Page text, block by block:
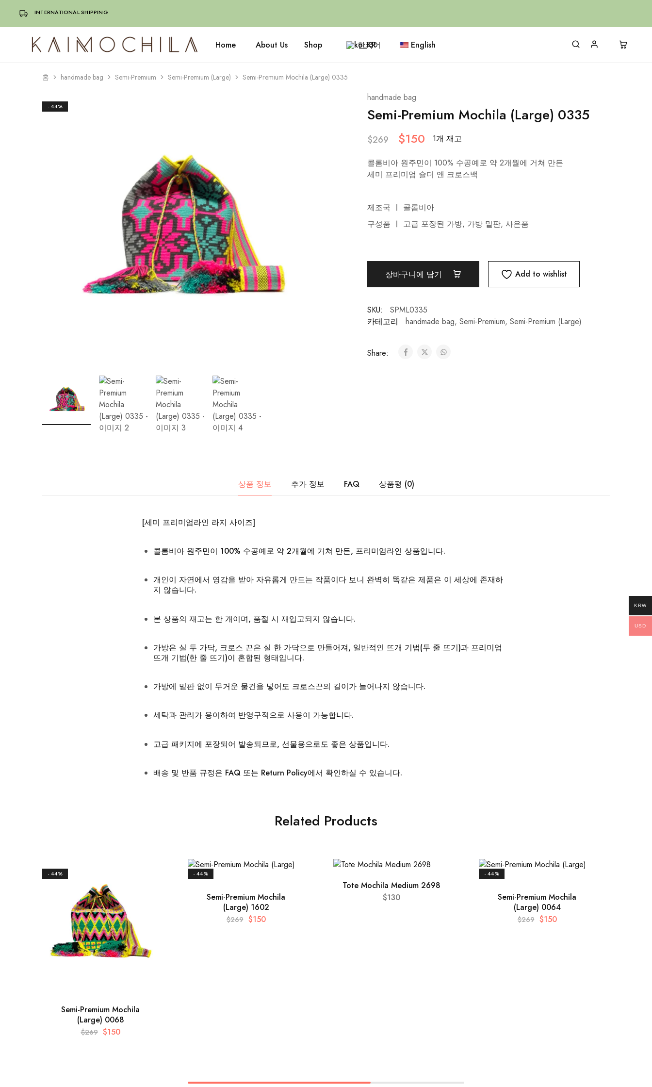
INTERNATIONAL SHIPPING
Kaimochila Home About Us Shop 한국어 English
홈 handmade bag Semi-Premium Semi-Premium (Large) Semi-Premium Mochila (Large) 0335
- 44%
handmade bag
Semi-Premium Mochila (Large) 0335
$269 $150 1개 재고
콜롬비아 원주민이 100% 수공예로 약 2개월에 거쳐 만든
세미 프리미엄 숄더 앤 크로스백
제조국 ㅣ 콜롬비아
구성품 ㅣ 고급 포장된 가방, 가방 밑판, 사은품
장바구니에 담기 Add to wishlist
SKU:
SPML0335
카테고리
handmade bag, Semi-Premium, Semi-Premium (Large)
Share:
상품 정보 추가 정보 FAQ 상품평 (0)
[세미 프리미엄라인 라지 사이즈]
콜롬비아 원주민이 100% 수공예로 약 2개월에 거쳐 만든, 프리미엄라인 상품입니다.
개인이 자연에서 영감을 받아 자유롭게 만드는 작품이다 보니 완벽히 똑같은 제품은 이 세상에 존재하
지 않습니다.
본 상품의 재고는 한 개이며, 품절 시 재입고되지 않습니다.
가방은 실 두 가닥, 크로스 끈은 실 한 가닥으로 만들어져, 일반적인 뜨개 기법(두 줄 뜨기)과 프리미엄
뜨개 기법(한 줄 뜨기)이 혼합된 형태입니다.
가방에 밑판 없이 무거운 물건을 넣어도 크로스끈의 길이가 늘어나지 않습니다.
세탁과 관리가 용이하여 반영구적으로 사용이 가능합니다.
고급 패키지에 포장되어 발송되므로, 선물용으로도 좋은 상품입니다.
배송 및 반품 규정은 FAQ 또는 Return Policy에서 확인하실 수 있습니다.
Related Products
- 44%
Semi-Premium Mochila
(Large) 0068
$269 $150
- 44%
Semi-Premium Mochila
(Large) 1602
$269 $150
Tote Mochila Medium 2698
$130
- 44%
Semi-Premium Mochila
(Large) 0064
$269 $150
KRW
USD